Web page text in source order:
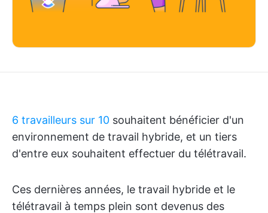
6 travailleurs sur 10 souhaitent bénéficier d'un
environnement de travail hybride, et un tiers
d'entre eux souhaitent effectuer du télétravail.
Ces dernières années, le travail hybride et le
télétravail à temps plein sont devenus des